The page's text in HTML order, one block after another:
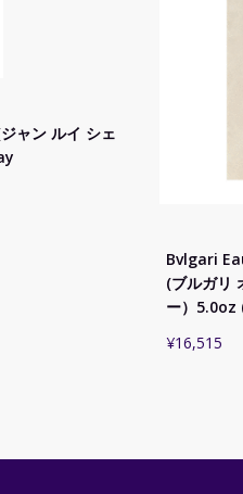
ャン ルイ シェ
Bvlgari
(ブルガリ
ー）5.0oz
¥16,515